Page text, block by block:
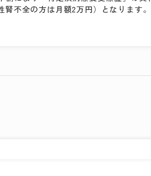
腎不全の方は月額2万円）となります。